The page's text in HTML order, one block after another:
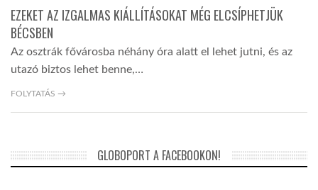
GLOBOTV BP
EZEKET AZ IZGALMAS KIÁLLÍTÁSOKAT MÉG ELCSÍPHETJÜK
BÉCSBEN
Az osztrák fővárosba néhány óra alatt el lehet jutni, és az
utazó biztos lehet benne,…
FOLYTATÁS →
GLOBOPORT A FACEBOOKON!